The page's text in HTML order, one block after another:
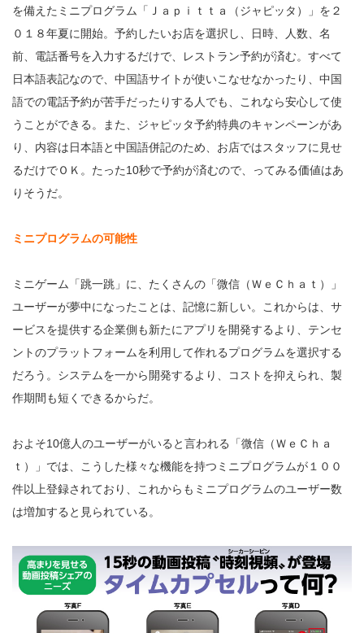
を備えたミニプログラム「Ｊａｐｉｔｔａ（ジャピッタ）」を２
０１８年夏に開始。予約したいお店を選択し、日時、人数、名
前、電話番号を入力するだけで、レストラン予約が済む。すべて
日本語表記なので、中国語サイトが使いこなせなかったり、中国
語での電話予約が苦手だったりする人でも、これなら安心して使
うことができる。また、ジャピッタ予約特典のキャンペーンがあ
り、内容は日本語と中国語併記のため、お店ではスタッフに見せ
るだけでＯＫ。たった10秒で予約が済むので、ってみる価値はあ
りそうだ。
ミニプログラムの可能性
ミニゲーム「跳一跳」に、たくさんの「微信（ＷｅＣｈａｔ）」
ユーザーが夢中になったことは、記憶に新しい。これからは、サ
ービスを提供する企業側も新たにアプリを開発するより、テンセ
ントのプラットフォームを利用して作れるプログラムを選択する
だろう。システムを一から開発するより、コストを抑えられ、製
作期間も短くできるからだ。
およそ10億人のユーザーがいると言われる「微信（ＷｅＣｈａ
ｔ）」では、こうした様々な機能を持つミニプログラムが１００
件以上登録されており、これからもミニプログラムのユーザー数
は増加すると見られている。